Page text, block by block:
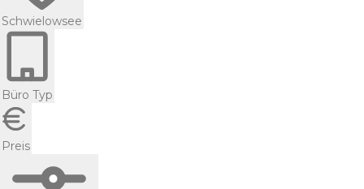
Schwielowsee
Büro Typ
Preis